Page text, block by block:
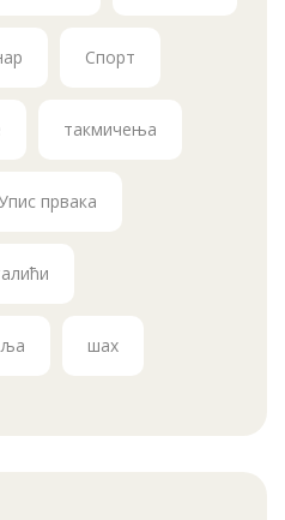
Спорт
такмичења
првака
шах